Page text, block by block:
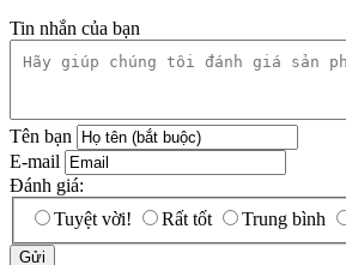
Tin nhắn của bạn
Tên bạn
E-mail
Đánh giá:
Tuyệt vời!
Rất tốt Trung bình